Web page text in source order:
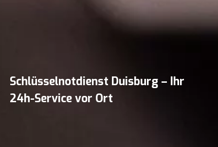
Schlüsselnotdienst Duisburg – Ihr
24h-Service vor Ort